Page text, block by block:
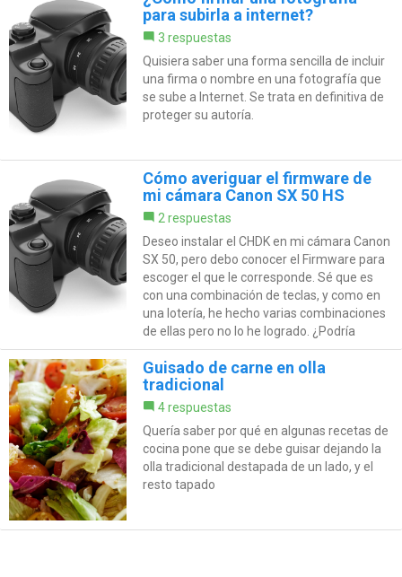
para subirla a internet?
3 respuestas
Quisiera saber una forma sencilla de incluir
una firma o nombre en una fotografía que
se sube a Internet. Se trata en definitiva de
proteger su autoría.
Cómo averiguar el firmware de
mi cámara Canon SX 50 HS
2 respuestas
Deseo instalar el CHDK en mi cámara Canon
SX 50, pero debo conocer el Firmware para
escoger el que le corresponde. Sé que es
con una combinación de teclas, y como en
una lotería, he hecho varias combinaciones
de ellas pero no lo he logrado. ¿Podría
Guisado de carne en olla
tradicional
4 respuestas
Quería saber por qué en algunas recetas de
cocina pone que se debe guisar dejando la
olla tradicional destapada de un lado, y el
resto tapado